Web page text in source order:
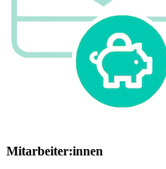
Mitarbeiter:innen